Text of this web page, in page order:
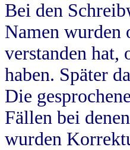
Bei den
Namen wurden
verstanden hat,
haben. Später
Die
Fällen bei
wurden